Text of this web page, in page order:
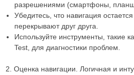
разрешениями (смартфоны,
Убедитесь, что навигация
перекрывают друг друга.
Используйте инструменты, такие
Test, для диагностики проблем.
2. Оценка навигации. Логичная и